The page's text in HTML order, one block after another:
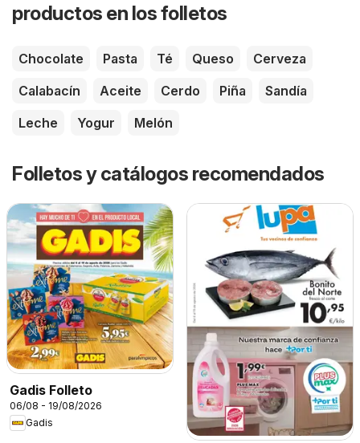
productos en los folletos
Chocolate Pasta Té Queso
Cerveza
Calabacín
Aceite Cerdo Piña
Sandía
Leche
Yogur Melón
Folletos y catálogos recomendados
Gadis Folleto
06/08 - 19/08/2026
Gadis